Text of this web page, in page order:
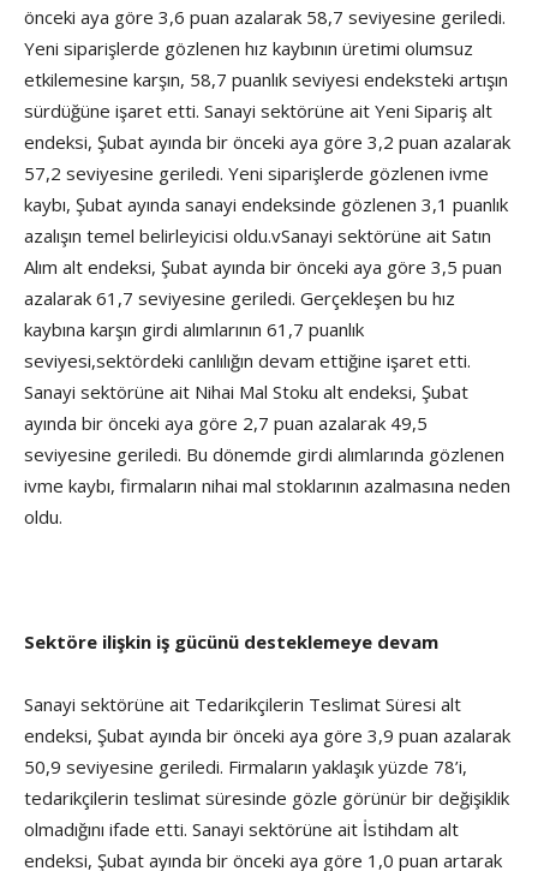
önceki aya göre 3,6 puan azalarak 58,7 seviyesine geriledi.
Yeni siparişlerde gözlenen hız kaybının üretimi olumsuz
etkilemesine karşın, 58,7 puanlık seviyesi endeksteki artışın
sürdüğüne işaret etti. Sanayi sektörüne ait Yeni Sipariş alt
endeksi, Şubat ayında bir önceki aya göre 3,2 puan azalarak
57,2 seviyesine geriledi. Yeni siparişlerde gözlenen ivme
kaybı, Şubat ayında sanayi endeksinde gözlenen 3,1 puanlık
azalışın temel belirleyicisi oldu.vSanayi sektörüne ait Satın
Alım alt endeksi, Şubat ayında bir önceki aya göre 3,5 puan
azalarak 61,7 seviyesine geriledi. Gerçekleşen bu hız
kaybına karşın girdi alımlarının 61,7 puanlık
seviyesi,sektördeki canlılığın devam ettiğine işaret etti.
Sanayi sektörüne ait Nihai Mal Stoku alt endeksi, Şubat
ayında bir önceki aya göre 2,7 puan azalarak 49,5
seviyesine geriledi. Bu dönemde girdi alımlarında gözlenen
ivme kaybı, firmaların nihai mal stoklarının azalmasına neden
oldu.
Sektöre ilişkin iş gücünü desteklemeye devam
Sanayi sektörüne ait Tedarikçilerin Teslimat Süresi alt
endeksi, Şubat ayında bir önceki aya göre 3,9 puan azalarak
50,9 seviyesine geriledi. Firmaların yaklaşık yüzde 78’i,
tedarikçilerin teslimat süresinde gözle görünür bir değişiklik
olmadığını ifade etti. Sanayi sektörüne ait İstihdam alt
endeksi, Şubat ayında bir önceki aya göre 1,0 puan artarak